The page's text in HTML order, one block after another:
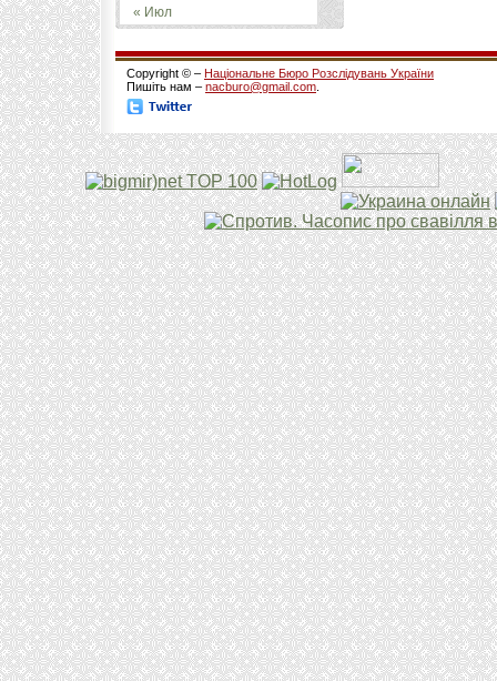
« Июл
Copyright © – Національне Бюро Розслідувань України
Пишіть нам – nacburo@gmail.com